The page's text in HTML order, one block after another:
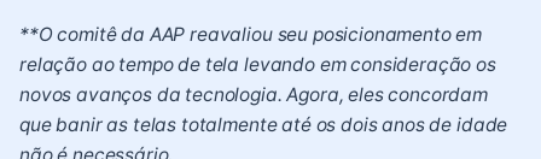
**O comitê da AAP reavaliou seu posicionamento em
relação ao tempo de tela levando em consideração os
novos avanços da tecnologia. Agora, eles concordam
que banir as telas totalmente até os dois anos de idade